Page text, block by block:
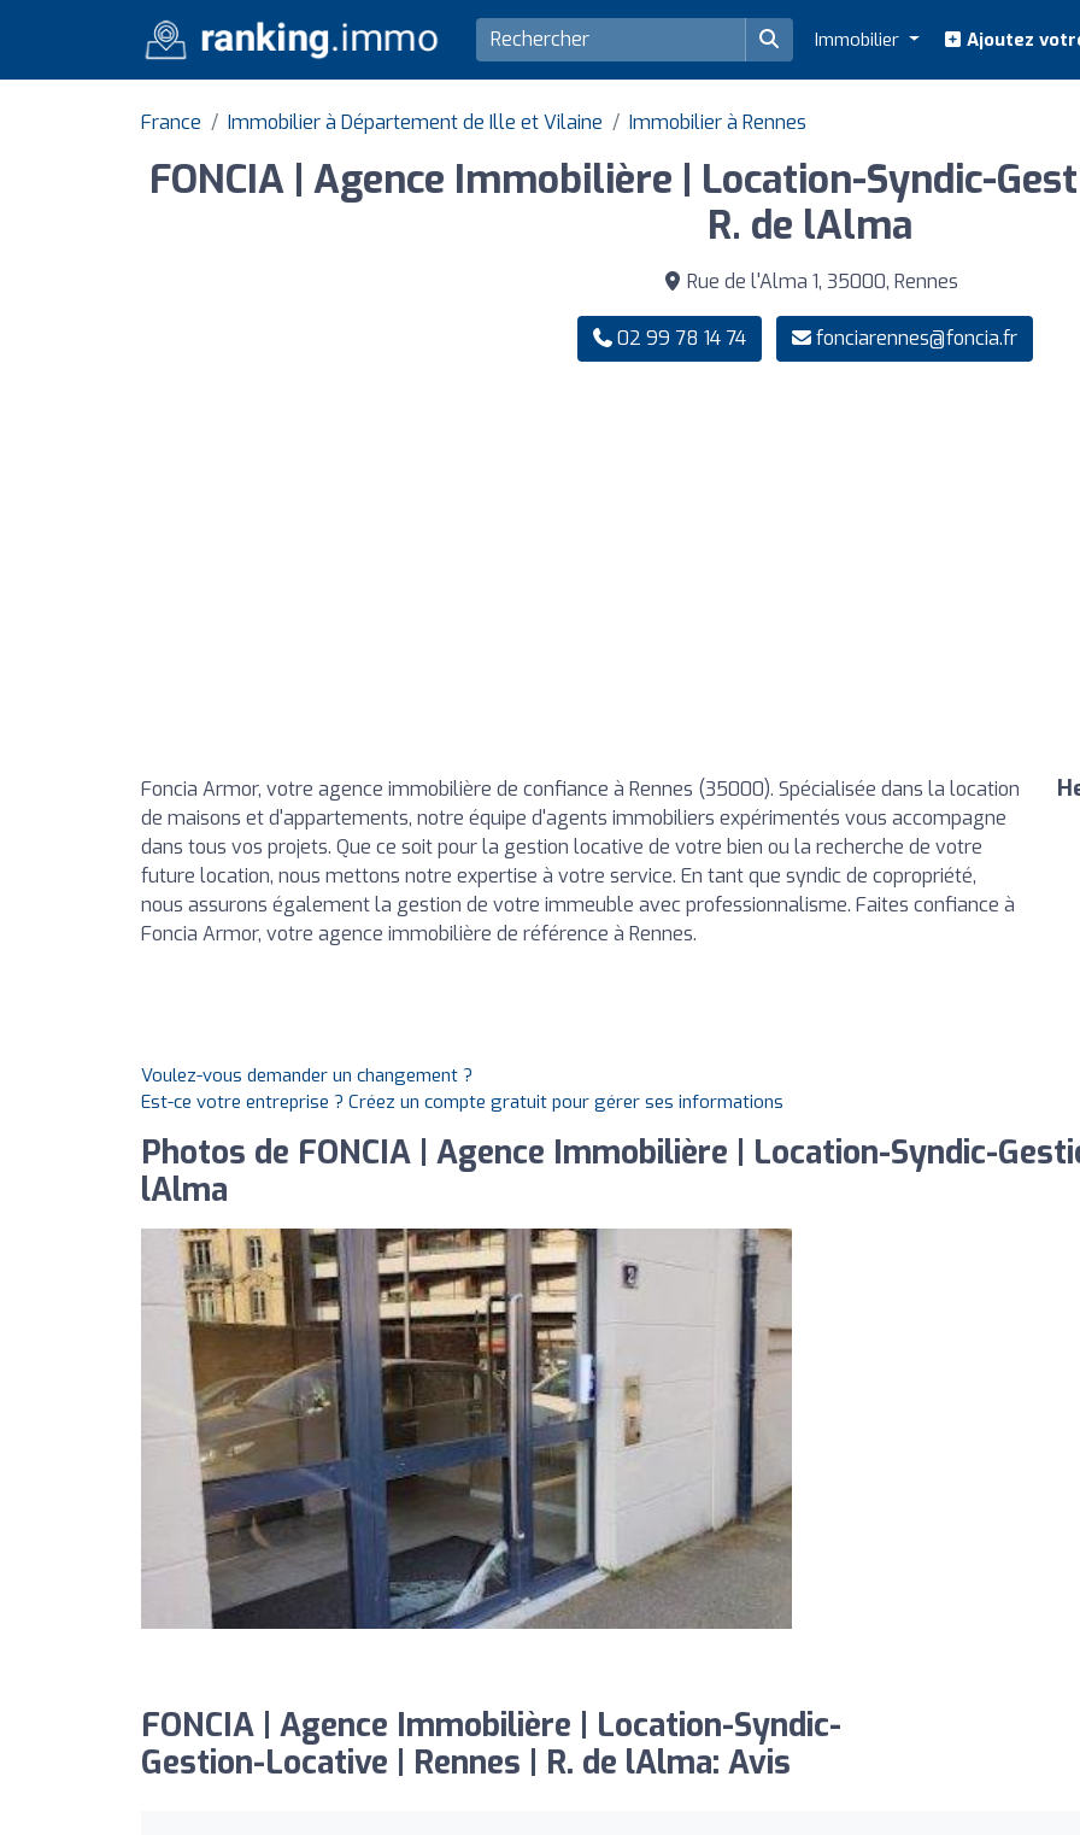
Immobilier Ajoutez
France Immobilier à Département de Ille et Vilaine Immobilier à Rennes
FONCIA | Agence Immobilière | Location-Syndic-
R. de lAlma
Rue de l'Alma 1, 35000, Rennes
02 99 78 14 74 fonciarennes@foncia.fr
Foncia Armor, votre agence immobilière de confiance à Rennes (35000). Spécialisée dans la location
de maisons et d'appartements, notre équipe d'agents immobiliers expérimentés vous accompagne
dans tous vos projets. Que ce soit pour la gestion locative de votre bien ou la recherche de votre
future location, nous mettons notre expertise à votre service. En tant que syndic de copropriété,
nous assurons également la gestion de votre immeuble avec professionnalisme. Faites confiance à
Foncia Armor, votre agence immobilière de référence à Rennes.
Voulez-vous demander un changement ?
Est-ce votre entreprise ? Créez un compte gratuit pour gérer ses informations
Photos de FONCIA | Agence Immobilière | Location-Syndic-
lAlma
FONCIA | Agence Immobilière | Location-Syndic-
Gestion-Locative | Rennes | R. de lAlma: Avis